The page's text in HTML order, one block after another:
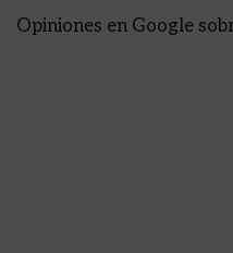
Opiniones en Google